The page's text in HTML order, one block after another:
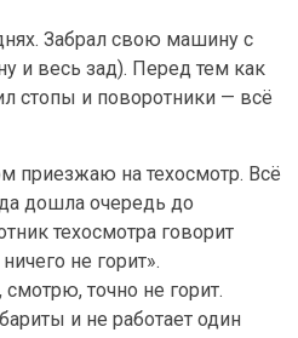
Забрал свою машину с
и весь зад). Перед тем как
стопы и поворотники — всё
приезжаю на техосмотр. Всё
дошла очередь до
техосмотра говорит
не горит».
точно не горит.
и не работает один